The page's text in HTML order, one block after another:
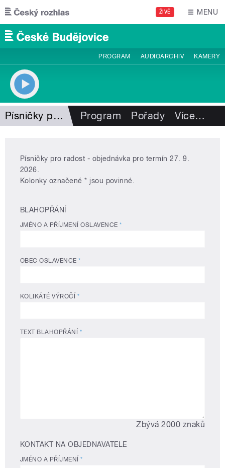
Přejít k hlavnímu obsahu
ŽIVĚ MENU
PROGRAM AUDIOARCHIV KAMERY
Písničky pro radost Program Pořady Více…
Písničky pro radost - objednávka pro termín 27. 9.
2026.
Kolonky označené * jsou povinné.
BLAHOPŘÁNÍ
JMÉNO A PŘÍJMENÍ OSLAVENCE *
OBEC OSLAVENCE*
KOLIKÁTÉ VÝROČÍ *
TEXT BLAHOPŘÁNÍ *
Zbývá 2000 znaků
KONTAKT NA OBJEDNAVATELE
JMÉNO A PŘÍJMENÍ*